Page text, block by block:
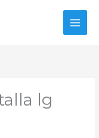
lg